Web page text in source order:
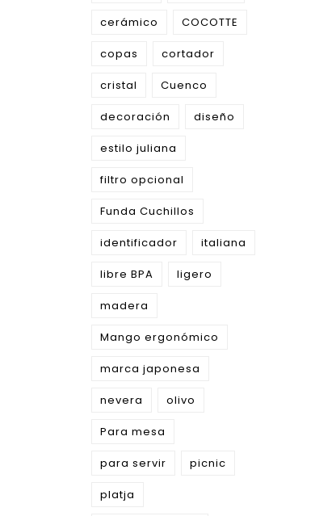
cerámico COCOTTE
copas cortador
cristal Cuenco
decoración diseño
estilo juliana
filtro opcional
Funda Cuchillos
identificador italiana
libre BPA ligero
madera
Mango ergonómico
marca japonesa
nevera olivo
Para mesa
para servir picnic
platja